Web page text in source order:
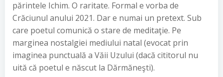
părintele Ichim. O raritate. Formal e vorba de
Crăciunul anului 2021. Dar e numai un pretext. Sub
care poetul comunică o stare de meditaţie. Pe
marginea nostalgiei mediului natal (evocat prin
imaginea punctuală a Văii Uzului (dacă cititorul nu
uită că poetul e născut la Dărmăneşti).